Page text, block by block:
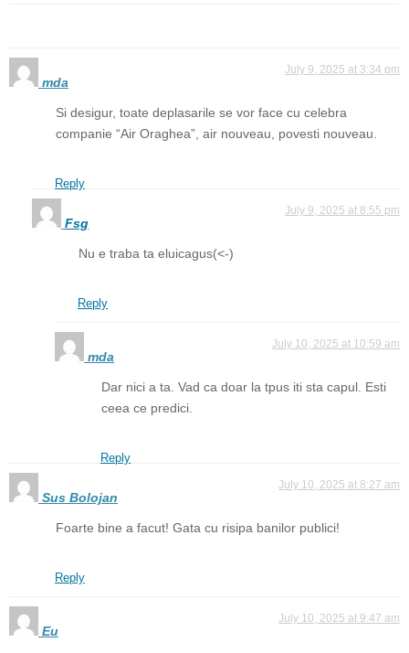
mda
July 9, 2025 at 3:34 pm
Si desigur, toate deplasarile se vor face cu celebra
companie “Air Oraghea”, air nouveau, povesti nouveau.
Reply
Fsg
July 9, 2025 at 8:55 pm
Nu e traba ta eluicagus(<-)
Reply
mda
July 10, 2025 at 10:59 am
Dar nici a ta. Vad ca doar la tpus iti sta capul. Esti
ceea ce predici.
Reply
Sus Bolojan
July 10, 2025 at 8:27 am
Foarte bine a facut! Gata cu risipa banilor publici!
Reply
Eu
July 10, 2025 at 9:47 am